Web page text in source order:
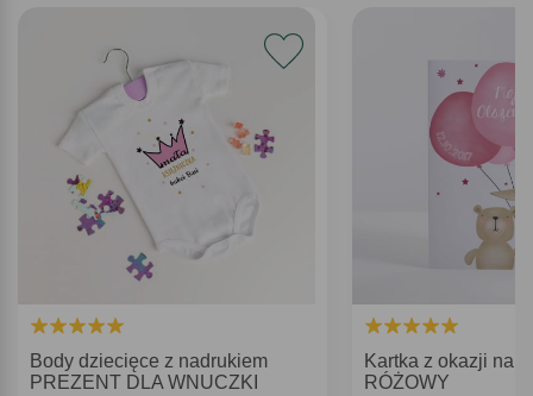
Body dziecięce z nadrukiem
PREZENT DLA WNUCZKI
Kartka z okazji
RÓŻOWY